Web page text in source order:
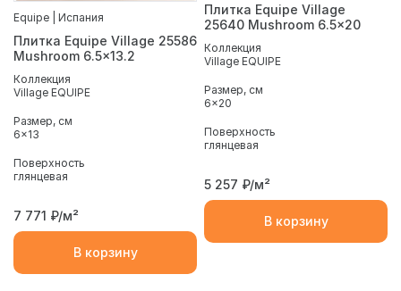
Equipe | Испания
Плитка Equipe Village 25586
Mushroom 6.5x13.2
Коллекция
Village EQUIPE
Размер, см
6x13
Поверхность
глянцевая
7 771 ₽/м²
В корзину
Плитка Equipe Village
25640 Mushroom 6.5x20
Коллекция
Village EQUIPE
Размер, см
6x20
Поверхность
глянцевая
5 257 ₽/м²
В корзину